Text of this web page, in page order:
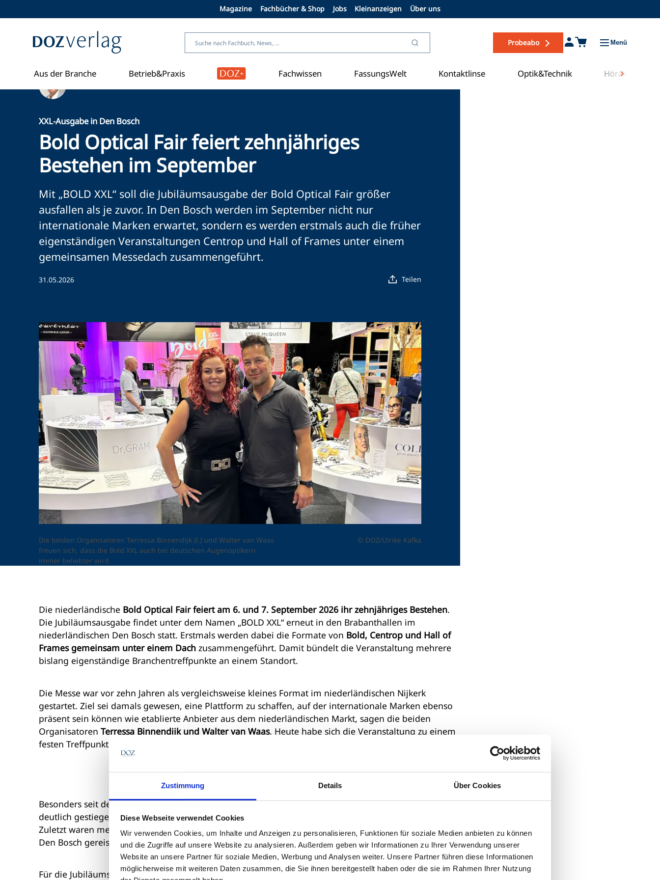
Zustimmung Details Über Cookies
Diese Webseite verwendet Cookies
Wir verwenden Cookies, um Inhalte und Anzeigen zu personalisieren, Funktionen für soziale Medien anbieten zu können
und die Zugriffe auf unsere Website zu analysieren. Außerdem geben wir Informationen zu Ihrer Verwendung unserer
Website an unsere Partner für soziale Medien, Werbung und Analysen weiter. Unsere Partner führen diese Informationen
möglicherweise mit weiteren Daten zusammen, die Sie ihnen bereitgestellt haben oder die sie im Rahmen Ihrer Nutzung
Magazine Fachbücher & Shop Jobs Kleinanzeigen Über uns
Probeabo Menü
Aus der Branche Betrieb&Praxis Fachwissen FassungsWelt Kontaktlinse Optik&Technik Hörakustik
XXL-Ausgabe in Den Bosch
Bold Optical Fair feiert zehnjähriges
Bestehen im September
Mit „BOLD XXL“ soll die Jubiläumsausgabe der Bold Optical Fair größer
ausfallen als je zuvor. In Den Bosch werden im September nicht nur
internationale Marken erwartet, sondern es werden erstmals auch die früher
eigenständigen Veranstaltungen Centrop und Hall of Frames unter einem
gemeinsamen Messedach zusammengeführt.
31.05.2026 Teilen
Die beiden Organisatoren Terressa Binnendijk (l.) und Walter van Waas
freuen sich, dass die Bold XXL auch bei deutschen Augenoptikern
immer beliebter wird.
© DOZ/Ulrike Kafka
Die niederländische Bold Optical Fair feiert am 6. und 7. September 2026 ihr zehnjähriges Bestehen.
Die Jubiläumsausgabe findet unter dem Namen „BOLD XXL“ erneut in den Brabanthallen im
niederländischen Den Bosch statt. Erstmals werden dabei die Formate von Bold, Centrop und Hall of
Frames gemeinsam unter einem Dach zusammengeführt. Damit bündelt die Veranstaltung mehrere
bislang eigenständige Branchentreffpunkte an einem Standort.
Die Messe war vor zehn Jahren als vergleichsweise kleines Format im niederländischen Nijkerk
gestartet. Ziel sei damals gewesen, eine Plattform zu schaffen, auf der internationale Marken ebenso
präsent sein können wie etablierte Anbieter aus dem niederländischen Markt, sagen die beiden
OrganisatorenTerressa Binnendijk und Walter van Waas. Heute habe sich die Veranstaltung zu einem
festen Treffpunkt der niederländischen Augenoptikbranche entwickelt.
Besonders seit dem Start des Formats „BOLD XXL“ sei die Zahl der Aussteller und Besucherinnen
deutlich gestiegen. Die Messe zieht inzwischen auch verstärkt Fachbesucher aus dem Ausland an.
Zuletzt waren mehr als500 Augenoptikerinnen und Augenoptiker aus Belgien und Deutschlandnach
Den Bosch gereist.
Für die Jubiläumsausgabe ist eine umfangreiche Markenpräsenz mit etablierten Labels und neuen